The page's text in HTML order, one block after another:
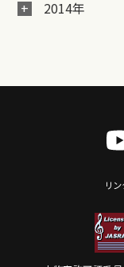
2014年
リン